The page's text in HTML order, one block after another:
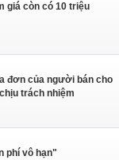
giá còn có 10 triệu
đơn của người bán cho
trách nhiệm
phí vô hạn"